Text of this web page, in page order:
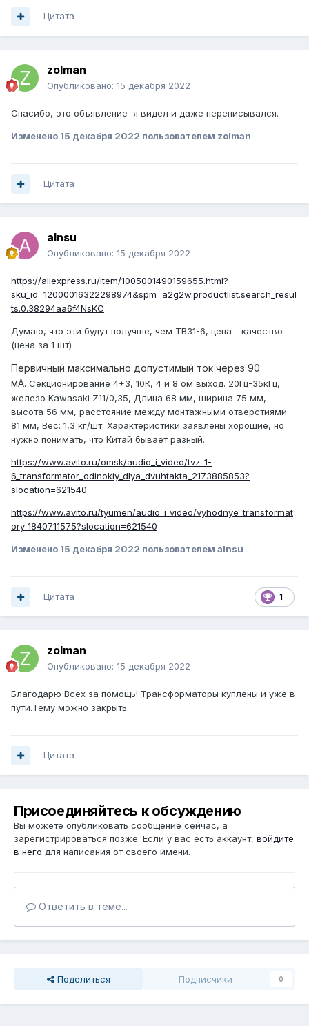
Цитата
zolman
Опубликовано: 15 декабря 2022
Спасибо, это объявление я видел и даже переписывался.
Изменено 15 декабря 2022 пользователем zolman
Цитата
alnsu
Опубликовано: 15 декабря 2022
https://aliexpress.ru/item/1005001490159655.html?
sku_id=12000016322298974&spm=a2g2w.productlist.search_resul
ts.0.38294aa6f4NsKC
Думаю, что эти будут получше, чем ТВЗ1-6, цена - качество
(цена за 1 шт)
Первичный максимально допустимый ток через 90
мА. Секционирование 4+3, 10К, 4 и 8 ом выход. 20Гц-35кГц,
железо Kawasaki Z11/0,35, Длина 68 мм, ширина 75 мм,
высота 56 мм, расстояние между монтажными отверстиями
81 мм, Вес: 1,3 кг/шт. Характеристики заявлены хорошие, но
нужно понимать, что Китай бывает разный.
https://www.avito.ru/omsk/audio_i_video/tvz-1-
6_transformator_odinokiy_dlya_dvuhtakta_2173885853?
slocation=621540
https://www.avito.ru/tyumen/audio_i_video/vyhodnye_transformat
ory_1840711575?slocation=621540
Изменено 15 декабря 2022 пользователем alnsu
1
Цитата
zolman
Опубликовано: 15 декабря 2022
Благодарю Всех за помощь! Трансформаторы куплены и уже в
пути.Тему можно закрыть.
Цитата
Присоединяйтесь к обсуждению
Вы можете опубликовать сообщение сейчас, а
зарегистрироваться позже. Если у вас есть аккаунт, войдите
в него для написания от своего имени.
Ответить в теме...
Поделиться Подписчики 0